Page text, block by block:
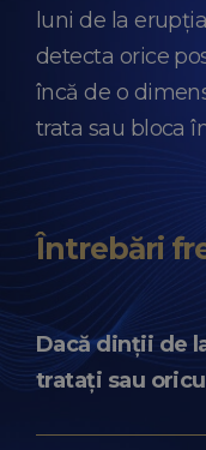
luni de la
detecta orice
încă de o
trata sau bloca
Întrebări
Dacă dinții de
tratați sau